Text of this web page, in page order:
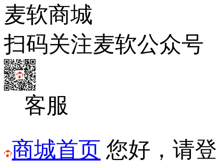
麦软商城
扫码关注麦软公众号
客服
商城首页 您好， 请登